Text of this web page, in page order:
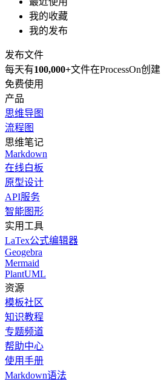
我的收藏
我的发布
发布文件
每天有100,000+文件在ProcessOn创建
免费使用
产品
思维导图
流程图
思维笔记
Markdown
在线白板
原型设计
API服务
智能图形
实用工具
LaTex公式编辑器
Geogebra
Mermaid
PlantUML
资源
模板社区
知识教程
专题频道
帮助中心
使用手册
Markdown语法